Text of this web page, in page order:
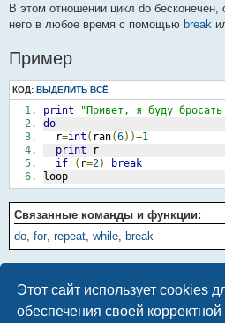
Этот сайт использует cookies
обеспечения своей
В этом отношении цикл do
него в любое время с помощью break
Пример
КОД: ВЫДЕЛИТЬ ВСЁ
print
"Привет, я буду
do
  r
=int ( ran(6))+1
print r
if
( r=2)
break
loop
Связанные команды и функции:
do, for, repeat, while, break
1 сообщение •